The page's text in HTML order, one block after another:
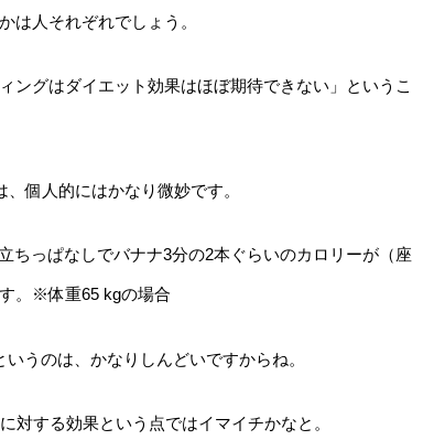
は人それぞれでしょう。
ングはダイエット効果はほぼ期待できない」というこ
個人的にはかなり微妙です。
ちっぱなしでバナナ3分の2本ぐらいのカロリーが（座
。※体重65 kgの場合
うのは、かなりしんどいですからね。
対する効果という点ではイマイチかなと。